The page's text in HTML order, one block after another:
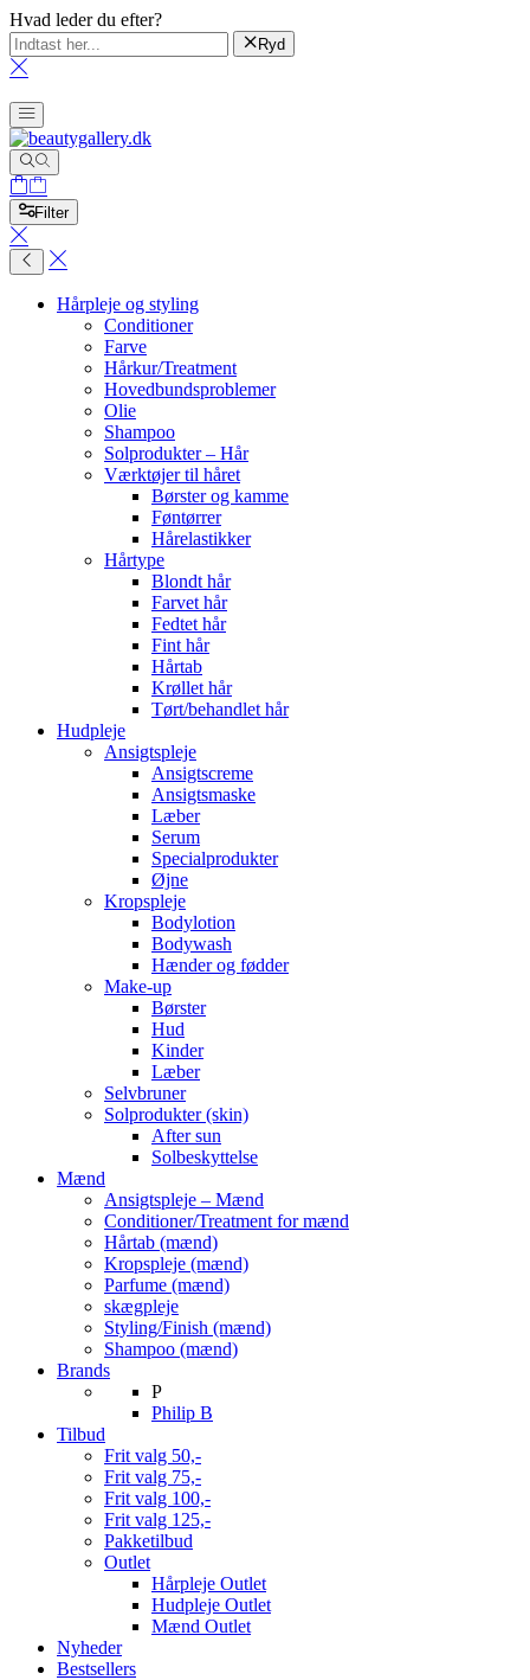
Hvad leder du efter?
Ryd
Filter
Hårpleje og styling
Conditioner
Farve
Hårkur/Treatment
Hovedbundsproblemer
Olie
Shampoo
Solprodukter – Hår
Værktøjer til håret
Børster og kamme
Føntørrer
Hårelastikker
Hårtype
Blondt hår
Farvet hår
Fedtet hår
Fint hår
Hårtab
Krøllet hår
Tørt/behandlet hår
Hudpleje
Ansigtspleje
Ansigtscreme
Ansigtsmaske
Læber
Serum
Specialprodukter
Øjne
Kropspleje
Bodylotion
Bodywash
Hænder og fødder
Make-up
Børster
Hud
Kinder
Læber
Selvbruner
Solprodukter (skin)
After sun
Solbeskyttelse
Mænd
Ansigtspleje – Mænd
Conditioner/Treatment for mænd
Hårtab (mænd)
Kropspleje (mænd)
Parfume (mænd)
skægpleje
Styling/Finish (mænd)
Shampoo (mænd)
Brands
P
Philip B
Tilbud
Frit valg 50,-
Frit valg 75,-
Frit valg 100,-
Frit valg 125,-
Pakketilbud
Outlet
Hårpleje Outlet
Hudpleje Outlet
Mænd Outlet
Nyheder
Bestsellers